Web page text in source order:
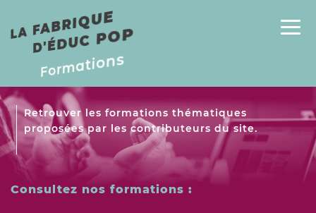
L
A
F
A
B
RI
Q
UE
D'
É
D
U
C
P
O P
Formations
Retrouver les formations thématiques
proposées par les contributeurs du site.
Consultez nos formations :